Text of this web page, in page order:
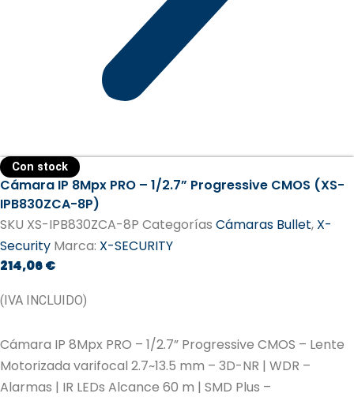
Con stock
Cámara IP 8Mpx PRO – 1/2.7” Progressive CMOS (XS-
IPB830ZCA-8P)
SKU XS-IPB830ZCA-8P Categorías Cámaras Bullet, X-
Security Marca: X-SECURITY
214,06€
(IVA INCLUIDO)
Cámara IP 8Mpx PRO – 1/2.7” Progressive CMOS – Lente
Motorizada varifocal 2.7~13.5 mm – 3D-NR | WDR –
Alarmas | IR LEDs Alcance 60 m | SMD Plus –